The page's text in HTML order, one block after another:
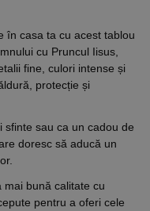
în casa ta cu acest tablou
cu Pruncul Iisus,
fine, culori intense și
protecție și
sfinte sau ca un cadou de
doresc să aducă un
mai bună calitate cu
pentru a oferi cele